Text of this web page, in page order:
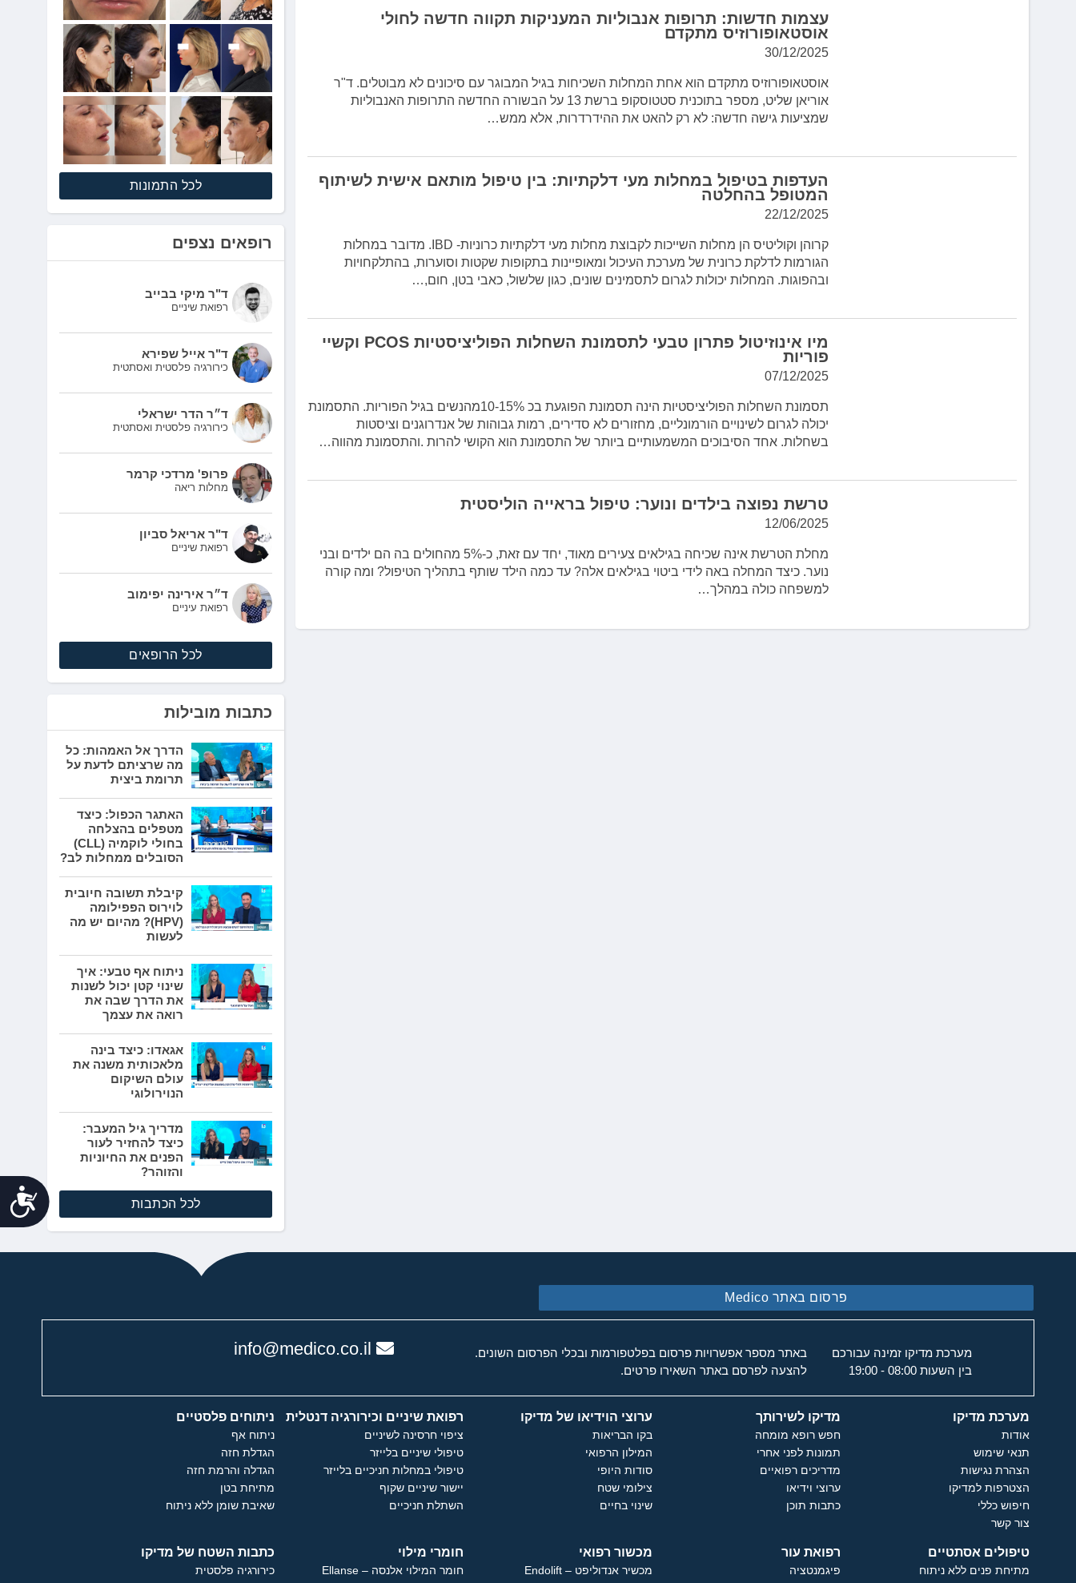
עצמות חדשות: תרופות אנבוליות המעניקות תקווה חדשה לחולי
אוסטאופורוזיס מתקדם
30/12/2025
אוסטאופורוזיס מתקדם הוא אחת המחלות השכיחות בגיל המבוגר עם סיכונים לא מבוטלים. ד"ר
אוריאן שליט, מספר בתוכנית סטטוסקופ ברשת 13 על הבשורה החדשה התרופות האנבוליות
שמציעות גישה חדשה: לא רק להאט את ההידרדרות, אלא ממש…
העדפות בטיפול במחלות מעי דלקתיות: בין טיפול מותאם אישית לשיתוף
המטופל בהחלטה
22/12/2025
קרוהן וקוליטיס הן מחלות השייכות לקבוצת מחלות מעי דלקתיות כרוניות- IBD. מדובר במחלות
הגורמות לדלקת כרונית של מערכת העיכול ומאופיינות בתקופות שקטות וסוערות, בהתלקחויות
ובהפוגות. המחלות יכולות לגרום לתסמינים שונים, כגון שלשול, כאבי בטן, חום,…
מיו אינוזיטול פתרון טבעי לתסמונת השחלות הפוליציסטיות PCOS וקשיי
פוריות
07/12/2025
תסמונת השחלות הפוליציסטיות הינה תסמונת הפוגעת בכ 10-15%מהנשים בגיל הפוריות. התסמונת
יכולה לגרום לשינויים הורמונליים, מחזורים לא סדירים, רמות גבוהות של אנדרוגנים וציסטות
בשחלות. אחד הסיבוכים המשמעותיים ביותר של התסמונת הוא הקושי להרות .והתסמונת מהווה…
טרשת נפוצה בילדים ונוער: טיפול בראייה הוליסטית
12/06/2025
מחלת הטרשת אינה שכיחה בגילאים צעירים מאוד, יחד עם זאת, כ-5% מהחולים בה הם ילדים ובני
נוער. כיצד המחלה באה לידי ביטוי בגילאים אלה? עד כמה הילד שותף בתהליך הטיפול? ומה קורה
למשפחה כולה במהלך…
לכל התמונות
רופאים נצפים
ד"ר מיקי בבייב
רפואת שיניים
ד"ר אייל שפירא
כירורגיה פלסטית ואסתטית
ד״ר הדר ישראלי
כירורגיה פלסטית ואסתטית
פרופ' מרדכי קרמר
מחלות ריאה
ד"ר אריאל סביון
רפואת שיניים
ד״ר אירינה יפימוב
רפואת עיניים
לכל הרופאים
כתבות מובילות
הדרך אל האמהות: כל
מה שרציתם לדעת על
תרומת ביצית
האתגר הכפול: כיצד
מטפלים בהצלחה
בחולי לוקמיה (CLL)
הסובלים ממחלות לב?
קיבלת תשובה חיובית
לוירוס הפפילומה
(HPV)? מהיום יש מה
לעשות
ניתוח אף טבעי: איך
שינוי קטן יכול לשנות
את הדרך שבה את
רואה את עצמך
אגאדו: כיצד בינה
מלאכותית משנה את
עולם השיקום
הנוירולוגי
מדריך גיל המעבר:
כיצד להחזיר לעור
הפנים את החיוניות
והזוהר?
לכל הכתבות
פרסום באתר Medico
מערכת מדיקו זמינה עבורכם
בין השעות 08:00 - 19:00
באתר מספר אפשרויות פרסום בפלטפורמות ובכלי הפרסום השונים.
להצעה לפרסם באתר השאירו פרטים.
info@medico.co.il
מערכת מדיקו
אודות
תנאי שימוש
הצהרת נגישות
הצטרפות למדיקו
חיפוש כללי
צור קשר
מדיקו לשירותך
חפש רופא מומחה
תמונות לפני אחרי
מדריכים רפואיים
ערוצי וידיאו
כתבות תוכן
ערוצי הוידיאו של מדיקו
בקו הבריאות
המילון הרפואי
סודות היופי
צילומי שטח
שינוי בחיים
רפואת שיניים וכירורגיה דנטלית
ציפוי חרסינה לשיניים
טיפולי שיניים בלייזר
טיפולי במחלות חניכיים בלייזר
יישור שיניים שקוף
השתלת חניכיים
ניתוחים פלסטיים
ניתוח אף
הגדלת חזה
הגדלה והרמת חזה
מתיחת בטן
שאיבת שומן ללא ניתוח
טיפולים אסתטיים
מתיחת פנים ללא ניתוח
רפואת עור
פיגמנטציה
מכשור רפואי
מכשיר אנדוליפט – Endolift
חומרי מילוי
חומר המילוי אלנסה – Ellanse
כתבות השטח של מדיקו
כירורגיה פלסטית